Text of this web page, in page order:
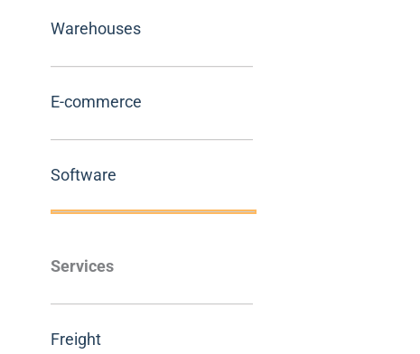
Warehouses
E-commerce
Software
Services
Freight